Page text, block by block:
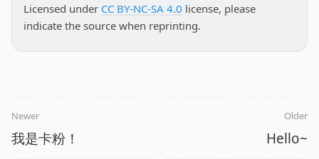
Licensed under CC BY-NC-SA 4.0 license, please
indicate the source when reprinting.
Newer
我是卡粉！
Older
Hello~